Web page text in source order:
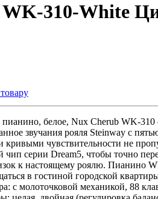
310-White
белое, Nux Cherub WK-310
звучания рояля Steinway с
кривыми чувствительности не
серии Dream5, чтобы точно
к настоящему роялю. Пианино
в гостиной городской
с молоточковой механикой, 88